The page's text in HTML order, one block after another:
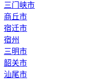
三门峡市
商丘市
宿迁市
宿州
三明市
韶关市
汕尾市